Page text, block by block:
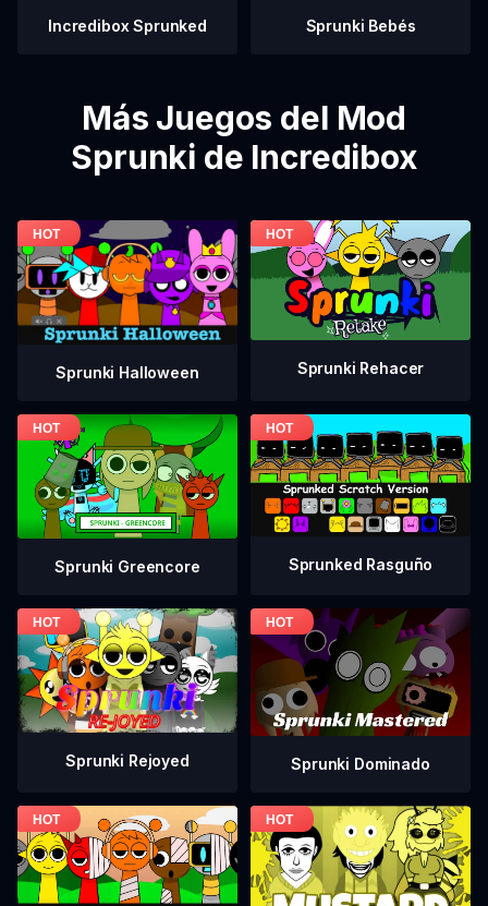
Incredibox Sprunked Sprunki Bebés
Más Juegos del Mod
Sprunki de Incredibox
Sprunki Halloween Sprunki Rehacer
Sprunki Greencore Sprunked Rasguño
Sprunki Rejoyed Sprunki Dominado